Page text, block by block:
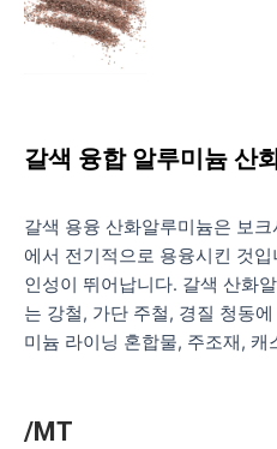
갈색 융합 알루미늄 산
갈색 용융 산화알루미늄은 보
에서 전기적으로 용융시킨 것
인성이 뛰어납니다. 갈색 산화
는 강철, 가단 주철, 경질 청동
미늄 라이닝 혼합물, 주조재, 캐
/MT